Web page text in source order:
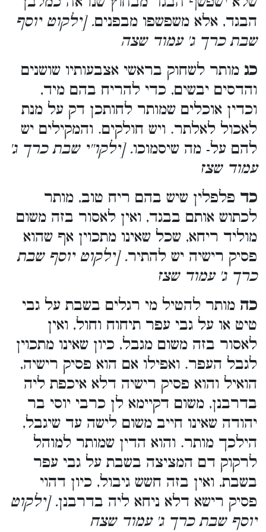
הבגד, אלא משפשפו מבפנים. [ילקוט יוסף
שבת כרך ג' עמוד שצה
כג מותר לשחוק בראשי אצבעותיו שושנים
והדסים יבשים, כדי להריח בהם מיד,
וכדין אוכלים שמותר לחותכן דק על מנת
לאכול לאלתר. ויש חולקים. והמקילים יש
להם על- מה שיסמוכו. [ילקו''י שבת כרך ג'
עמוד שצז
כד פלפלין שיש בהם ריח טוב, מותר
לכתוש אותם בבגד, ואין לאסור בזה משום
מוליד ריחא, שכל שאינו מתכוין אף שהוא
פסיק רישיה יש להתיר. [ילקוט יוסף שבת
כרך ג' עמוד שצז
כה מותר להטיל מי רגלים בשבת על גבי
טיט או על גבי עפר תיחוח וחול, ואין
לאסור בזה משום מגבל, כיון שאינו מתכוין
לגבל העפר. ואפילו אם הוא פסיק רישיה,
הואיל והוא פסיק רישיה דלא איכפת ליה
בדרבנן, משום דקיימא לן כרבי יוסי בר
יהודה שאינו חייב משום לישה עד שיגבל,
הילכך מותר. והוא הדין שמותר למוהל
לרקוק דם המציצה בשבת על גבי עפר
בשבת, ואין בזה חשש גיבול, כיון דהוי
פסיק רישא דלא ניחא ליה בדרבנן. [ילקוט
יוסף שבת כרך ג' עמוד שצח